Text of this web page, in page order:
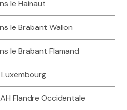
le Hainaut
le Brabant Wallon
le Brabant Flamand
Flandre Occidentale